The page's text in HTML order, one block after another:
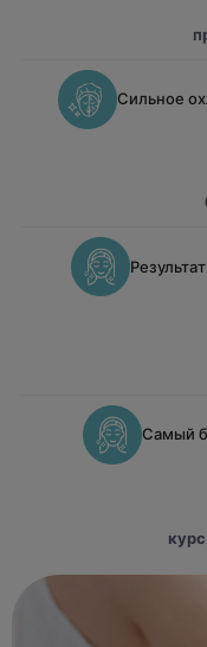
Сильное
Самый